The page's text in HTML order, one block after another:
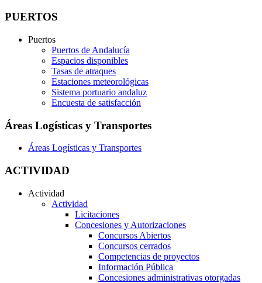
PUERTOS
Puertos
Puertos de Andalucía
Espacios disponibles
Tasas de atraques
Estaciones meteorológicas
Sistema portuario andaluz
Encuesta de satisfacción
Áreas Logísticas y Transportes
Áreas Logísticas y Transportes
ACTIVIDAD
Actividad
Actividad
Licitaciones
Concesiones y Autorizaciones
Concursos Abiertos
Concursos cerrados
Competencias de proyectos
Información Pública
Concesiones administrativas otorgadas